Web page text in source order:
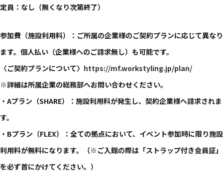
定員：なし（無くなり次第終了）
参加費（施設利用料）：ご所属の企業様のご契約プランに応じて異なり
ます。個人払い（企業様へのご請求無し）も可能です。
〈ご契約プランについて〉 https://mf.workstyling.jp/plan/
※詳細は所属企業の総務部へお問い合わせください。
・Aプラン（SHARE）：施設利用料が発生し、契約企業様へ請求されま
す。
・Bプラン（FLEX）：全ての拠点において、イベント参加時に限り施設
利用料が無料になります。（※ご入館の際は「ストラップ付き会員証」
を必ず首にかけてください。）